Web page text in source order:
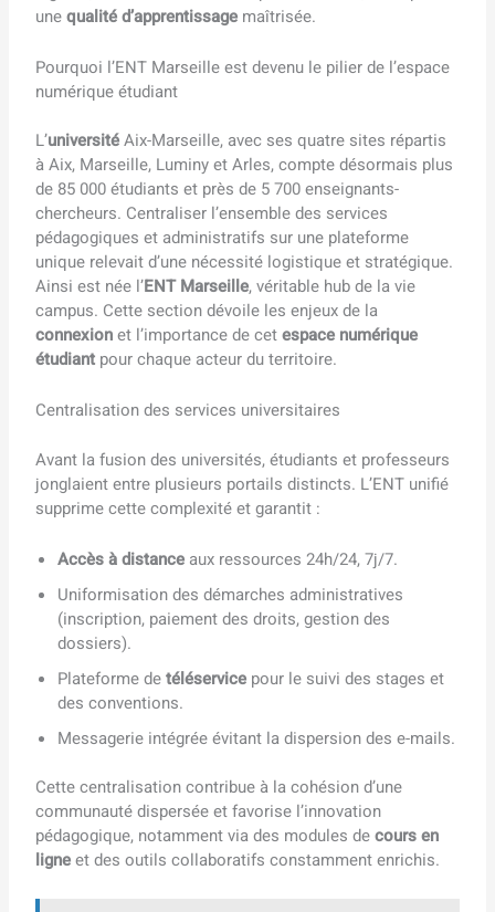
unequalité d’apprentissage maîtrisée.
Pourquoi l’ENT Marseille est devenu le pilier de l’espace
numérique étudiant
L’universitéAix-Marseille, avec ses quatre sites répartis
à Aix, Marseille, Luminy et Arles, compte désormais plus
de 85 000 étudiants et près de 5 700 enseignants-
chercheurs. Centraliser l’ensemble des services
pédagogiques et administratifs sur une plateforme
unique relevait d’une nécessité logistique et stratégique.
Ainsi est née l’ENT Marseille, véritable hub de la vie
campus. Cette section dévoile les enjeux de la
connexionet l’importance de cetespace numérique
étudiant pour chaque acteur du territoire.
Centralisation des services universitaires
Avant la fusion des universités, étudiants et professeurs
jonglaient entre plusieurs portails distincts. L’ENT unifié
supprime cette complexité et garantit :
Accès à distance aux ressources 24h/24, 7j/7.
Uniformisation des démarches administratives
(inscription, paiement des droits, gestion des
dossiers).
Plateforme detéléservice pour le suivi des stages et
des conventions.
Messagerie intégrée évitant la dispersion des e-mails.
Cette centralisation contribue à la cohésion d’une
communauté dispersée et favorise l’innovation
pédagogique, notamment via des modules decours en
ligneet des outils collaboratifs constamment enrichis.